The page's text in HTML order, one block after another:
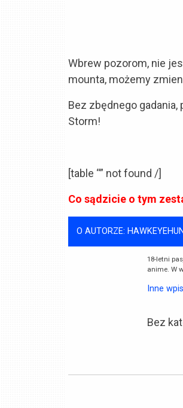
Wbrew pozorom, nie
mounta, możemy
Bez zbędnego
Storm!
[table “” not found /]
Co sądzicie o tym
O AUTORZE:
18-letni
anime. W
Inne
Bez